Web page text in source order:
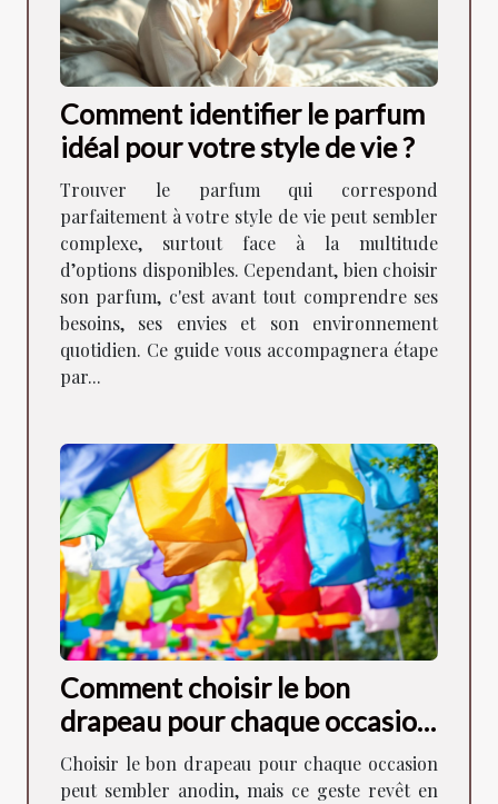
Comment identifier le parfum
idéal pour votre style de vie ?
Trouver le parfum qui correspond
parfaitement à votre style de vie peut sembler
complexe, surtout face à la multitude
d’options disponibles. Cependant, bien choisir
son parfum, c'est avant tout comprendre ses
besoins, ses envies et son environnement
quotidien. Ce guide vous accompagnera étape
par...
Comment choisir le bon
drapeau pour chaque occasion
?
Choisir le bon drapeau pour chaque occasion
peut sembler anodin, mais ce geste revêt en